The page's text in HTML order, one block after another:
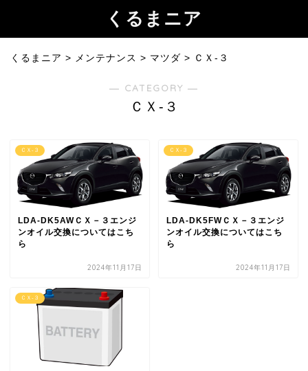
くるまニア
くるまニア > メンテナンス > マツダ > ＣＸ-３
― CATEGORY ―
ＣＸ-３
ＣＸ-３
LDA-DK5AWＣＸ－３エンジ
ンオイル交換についてはこち
ら
2024年11月17日
ＣＸ-３
LDA-DK5FWＣＸ－３エンジ
ンオイル交換についてはこち
ら
2024年11月17日
ＣＸ-３